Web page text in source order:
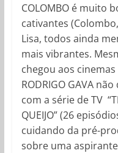
COLOMBO é muito
cativantes
Lisa, todos ainda
mais vibrantes.
chegou aos
RODRIGO GAVA
com a série de TV
QUEIJO” (26
cuidando da pré-
sobre uma